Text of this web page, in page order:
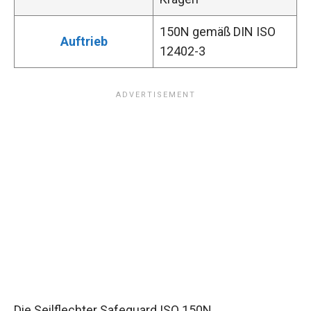
Auftrieb
150N gemäß DIN ISO
12402-3